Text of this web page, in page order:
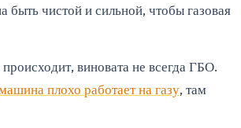
быть чистой и сильной, чтобы газовая
виновата не всегда ГБО.
плохо работает на газу, там